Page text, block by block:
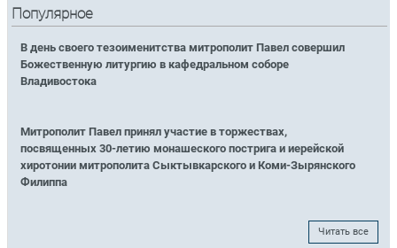
Популярное
В день своего тезоименитства митрополит Павел совершил
Божественную литургию в кафедральном соборе
Владивостока
Митрополит Павел принял участие в торжествах,
посвященных 30-летию монашеского пострига и иерейской
хиротонии митрополита Сыктывкарского и Коми-Зырянского
Филиппа
Читать все